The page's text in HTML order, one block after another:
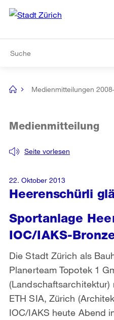
Navigation
[no
Medienmitteilungen
Heerenschürli
Seite vorlesen
Medienmitteilung
Sportanlage
IOC/IAKS-
Die Stadt Zürich als
Planerteam Topotek 1
ETH SIA, Zürich
IOC/IAKS heute Abend
22. Oktober 2013